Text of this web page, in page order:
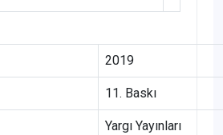
2019
11. Baskı
Yargı Yayınları